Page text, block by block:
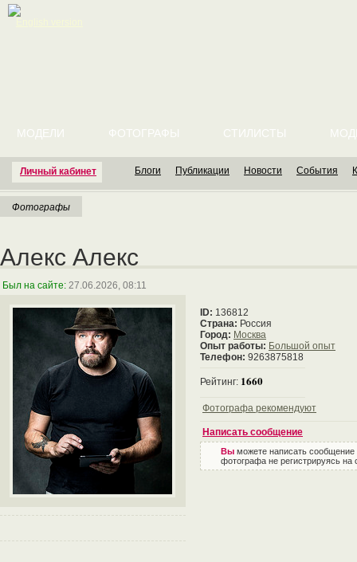
Личный кабинет
МОДЕЛИ ФОТОГРАФЫ СТИЛИСТЫ
Блоги Публикации Новости События
Фотографы
Алекс Алекс
Был на сайте: 27.06.2026, 08:11
ID: 136812
Страна: Россия
Город: Москва
Опыт работы: Большой опыт
Телефон: 9263875818
Рейтинг: 1660
Фотографа рекомендуют
Написать сообщение
Вы можете написать сообщение
фотографа не регистрируясь на